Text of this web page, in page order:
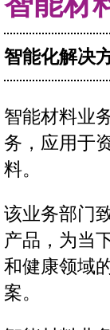
智能化解决
智能材料业
务，应用于
料。
该业务部门
产品，为当
和健康领域
案。